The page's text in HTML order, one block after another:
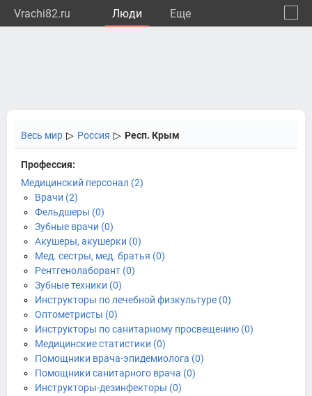
Vrachi82.ru Люди Eще
Весь мир ▷ Россия ▷ Респ. Крым
Профессия:
Медицинский персонал (2)
Врачи (2)
Фельдшеры (0)
Зубные врачи (0)
Акушеры, акушерки (0)
Мед. сестры, мед. братья (0)
Рентгенолаборант (0)
Зубные техники (0)
Инструкторы по лечебной физкультуре (0)
Оптометристы (0)
Инструкторы по санитарному просвещению (0)
Медицинские статистики (0)
Помощники врача-эпидемиолога (0)
Помощники санитарного врача (0)
Инструкторы-дезинфекторы (0)